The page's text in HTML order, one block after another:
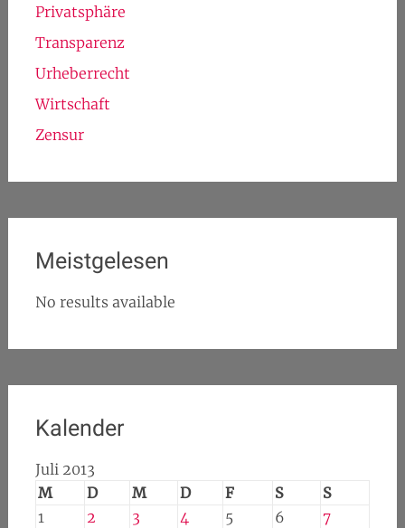
Privatsphäre
Transparenz
Urheberrecht
Wirtschaft
Zensur
Meistgelesen
No results available
Kalender
Juli 2013
M
D M D F S
S
1
2 3 4 5 6 7